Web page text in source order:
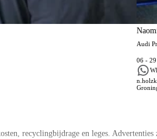
Audi
06 -
recyclingbijdrage en leges.